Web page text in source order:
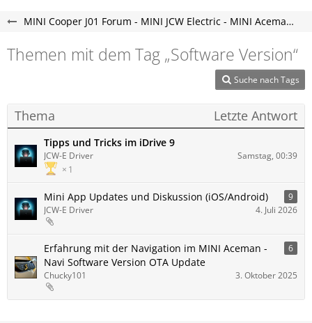
MINI Cooper J01 Forum - MINI JCW Electric - MINI Aceman Elektroauto Forum - neu und vollelektrisch.
Themen mit dem Tag „Software Version“
Suche nach Tags
Thema Letzte Antwort
Tipps und Tricks im iDrive 9
1
JCW-E Driver Samstag, 00:39
Mini App Updates und Diskussion (iOS/Android)
9
JCW-E Driver
4. Juli 2026
Erfahrung mit der Navigation im MINI Aceman -
Navi Software Version OTA Update
6
Chucky101 3. Oktober 2025